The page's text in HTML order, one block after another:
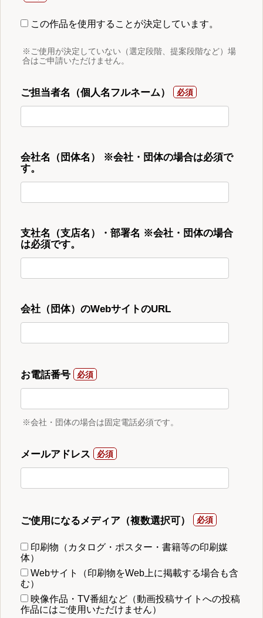
この作品を使用することが決定しています。
※ご使用が決定していない（選定段階、提案段階など）場
合はご申請いただけません。
ご担当者名（個人名フルネーム）
会社名（団体名） ※会社・団体の場合は必須で
す。
支社名（支店名）・部署名 ※会社・団体の場合
は必須です。
会社（団体）のWebサイトのURL
お電話番号
※会社・団体の場合は固定電話必須です。
メールアドレス
ご使用になるメディア（複数選択可）
印刷物（カタログ・ポスター・書籍等の印刷媒
体）
Webサイト（印刷物をWeb上に掲載する場合も含
む）
映像作品・TV番組など（動画投稿サイトへの投稿
作品にはご使用いただけません）